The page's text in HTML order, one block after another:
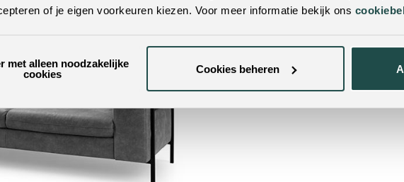
of je eigen voorkeuren kiezen. Voor meer informatie bekijk ons
met alleen noodzakelijke
cookies
Cookies beheren